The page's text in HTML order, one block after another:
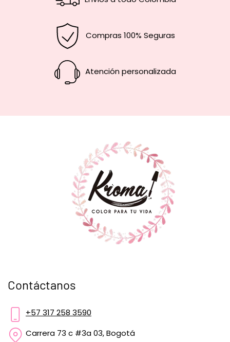
Compras 100% Seguras
Atención personalizada
Contáctanos
+57 317 258 3590
Carrera 73 c #3a 03, Bogotá